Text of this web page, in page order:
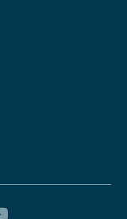
wird. Sie steht